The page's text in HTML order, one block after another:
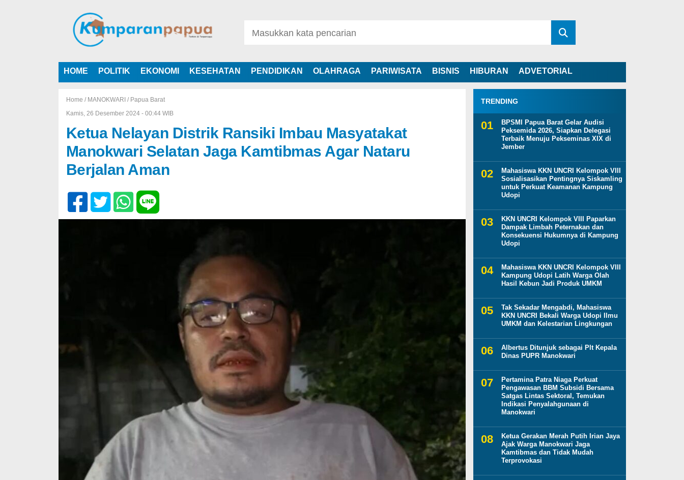
HOME POLITIK EKONOMI KESEHATAN PENDIDIKAN OLAHRAGA PARIWISATA BISNIS HIBURAN ADVETORIAL
Home / MANOKWARI / Papua Barat
Kamis, 26 Desember 2024 - 00:44 WIB
Ketua Nelayan Distrik Ransiki Imbau Masyatakat
Manokwari Selatan Jaga Kamtibmas Agar Nataru
Berjalan Aman
TRENDING
BPSMI Papua Barat Gelar Audisi
Peksemida 2026, Siapkan Delegasi
Terbaik Menuju Pekseminas XIX di
Jember
Mahasiswa KKN UNCRI Kelompok VIII
Sosialisasikan Pentingnya Siskamling
untuk Perkuat Keamanan Kampung
Udopi
KKN UNCRI Kelompok VIII Paparkan
Dampak Limbah Peternakan dan
Konsekuensi Hukumnya di Kampung
Udopi
Mahasiswa KKN UNCRI Kelompok VIII
Kampung Udopi Latih Warga Olah
Hasil Kebun Jadi Produk UMKM
Tak Sekadar Mengabdi, Mahasiswa
KKN UNCRI Bekali Warga Udopi Ilmu
UMKM dan Kelestarian Lingkungan
Albertus Ditunjuk sebagai Plt Kepala
Dinas PUPR Manokwari
Pertamina Patra Niaga Perkuat
Pengawasan BBM Subsidi Bersama
Satgas Lintas Sektoral, Temukan
Indikasi Penyalahgunaan di
Manokwari
Ketua Gerakan Merah Putih Irian Jaya
Ajak Warga Manokwari Jaga
Kamtibmas dan Tidak Mudah
Terprovokasi